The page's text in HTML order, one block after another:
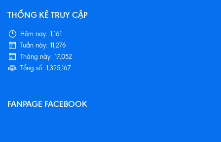
THỐNG KÊ TRUY CẬP
Hôm nay: 1,161
Tuần này: 11,276
Tháng này: 17,052
Tổng số: 1,325,167
FANPAGE FACEBOOK